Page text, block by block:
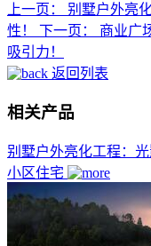
上一页：
别墅户外亮
性！
下一页：
商业广
吸引力！
返回列表
相关产品
别墅户外亮化工程：
小区住宅